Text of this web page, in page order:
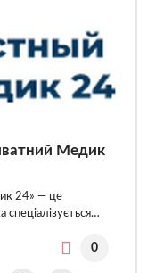
Медик
24» — це
спеціалізується…
0